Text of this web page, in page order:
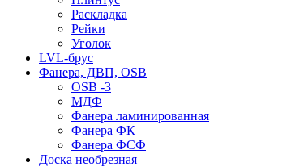
Раскладка
Рейки
Уголок
LVL-брус
Фанера, ДВП, OSB
OSB -3
МДФ
Фанера ламинированная
Фанера ФК
Фанера ФСФ
Доска необрезная